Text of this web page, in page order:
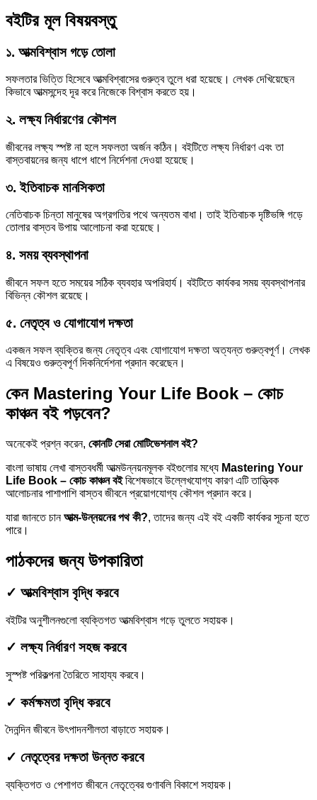
বইটির মূল বিষয়বস্তু
১. আত্মবিশ্বাস গড়ে তোলা
সফলতার ভিত্তি হিসেবে আত্মবিশ্বাসের গুরুত্ব তুলে ধরা হয়েছে। লেখক দেখিয়েছেন
কিভাবে আত্মসন্দেহ দূর করে নিজেকে বিশ্বাস করতে হয়।
২. লক্ষ্য নির্ধারণের কৌশল
জীবনের লক্ষ্য স্পষ্ট না হলে সফলতা অর্জন কঠিন। বইটিতে লক্ষ্য নির্ধারণ এবং তা
বাস্তবায়নের জন্য ধাপে ধাপে নির্দেশনা দেওয়া হয়েছে।
৩. ইতিবাচক মানসিকতা
নেতিবাচক চিন্তা মানুষের অগ্রগতির পথে অন্যতম বাধা। তাই ইতিবাচক দৃষ্টিভঙ্গি গড়ে
তোলার বাস্তব উপায় আলোচনা করা হয়েছে।
৪. সময় ব্যবস্থাপনা
জীবনে সফল হতে সময়ের সঠিক ব্যবহার অপরিহার্য। বইটিতে কার্যকর সময় ব্যবস্থাপনার
বিভিন্ন কৌশল রয়েছে।
৫. নেতৃত্ব ও যোগাযোগ দক্ষতা
একজন সফল ব্যক্তির জন্য নেতৃত্ব এবং যোগাযোগ দক্ষতা অত্যন্ত গুরুত্বপূর্ণ। লেখক
এ বিষয়েও গুরুত্বপূর্ণ দিকনির্দেশনা প্রদান করেছেন।
কেন Mastering Your Life Book – কোচ
কাঞ্চন বই পড়বেন?
অনেকেই প্রশ্ন করেন, কোনটি সেরা মোটিভেশনাল বই?
বাংলা ভাষায় লেখা বাস্তবধর্মী আত্মউন্নয়নমূলক বইগুলোর মধ্যে Mastering Your
Life Book – কোচ কাঞ্চন বইবিশেষভাবে উল্লেখযোগ্য কারণ এটি তাত্ত্বিক
আলোচনার পাশাপাশি বাস্তব জীবনে প্রয়োগযোগ্য কৌশল প্রদান করে।
যারা জানতে চানআত্ম-উন্নয়নের পথ কী?, তাদের জন্য এই বই একটি কার্যকর সূচনা হতে
পারে।
পাঠকদের জন্য উপকারিতা
✓ আত্মবিশ্বাস বৃদ্ধি করবে
বইটির অনুশীলনগুলো ব্যক্তিগত আত্মবিশ্বাস গড়ে তুলতে সহায়ক।
✓ লক্ষ্য নির্ধারণ সহজ করবে
সুস্পষ্ট পরিকল্পনা তৈরিতে সাহায্য করবে।
✓ কর্মক্ষমতা বৃদ্ধি করবে
দৈনন্দিন জীবনে উৎপাদনশীলতা বাড়াতে সহায়ক।
✓ নেতৃত্বের দক্ষতা উন্নত করবে
ব্যক্তিগত ও পেশাগত জীবনে নেতৃত্বের গুণাবলি বিকাশে সহায়ক।